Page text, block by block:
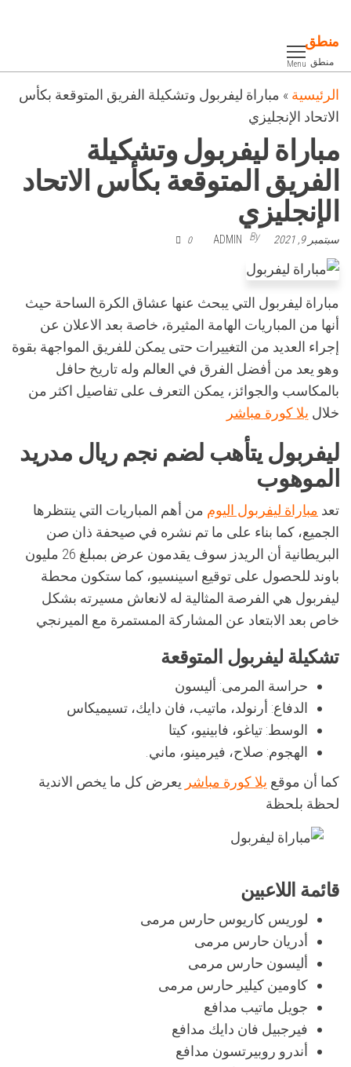
content
منطق
منطق Menu
الرئيسية » مباراة ليفربول وتشكيلة الفريق المتوقعة بكأس
الاتحاد الإنجليزي
مباراة ليفربول وتشكيلة
الفريق المتوقعة بكأس الاتحاد
الإنجليزي
سبتمبر 9, 2021 By
ADMIN
0
مباراة ليفربول التي يبحث عنها عشاق الكرة الساحة حيث
أنها من المباريات الهامة المثيرة، خاصة بعد الاعلان عن
إجراء العديد من التغييرات حتى يمكن للفريق المواجهة بقوة
وهو يعد من أفضل الفرق في العالم وله تاريخ حافل
بالمكاسب والجوائز، يمكن التعرف على تفاصيل اكثر من
خلال يلا كورة مباشر
ليفربول يتأهب لضم نجم ريال مدريد
الموهوب
تعد مباراة ليفربول اليوم من أهم المباريات التي ينتظرها
الجميع، كما بناء على ما تم نشره في صيحفة ذان صن
البريطانية أن الريدز سوف يقدمون عرض بمبلغ 26 مليون
باوند للحصول على توقيع اسينسيو، كما ستكون محطة
ليفربول هي الفرصة المثالية له لانعاش مسيرته بشكل
خاص بعد الابتعاد عن المشاركة المستمرة مع الميرنجي
تشكيلة ليفربول المتوقعة
حراسة المرمى: أليسون
الدفاع: أرنولد، ماتيب، فان دايك، تسيميكاس
الوسط: تياغو، فابينيو، كيتا
الهجوم: صلاح، فيرمينو، ماني.
كما أن موقع يلا كورة مباشر يعرض كل ما يخص الاندية
لحظة بلحظة
قائمة اللاعبين
لوريس كاريوس حارس مرمى
أدريان حارس مرمى
أليسون حارس مرمى
كاومين كيلير حارس مرمى
جويل ماتيب مدافع
فيرجبيل فان دايك مدافع
أندرو روبيرتسون مدافع